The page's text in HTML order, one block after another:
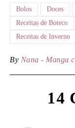
Bolos Doces
Receitas de Boteco
Receitas de Inverno
By Nana - Manga
14